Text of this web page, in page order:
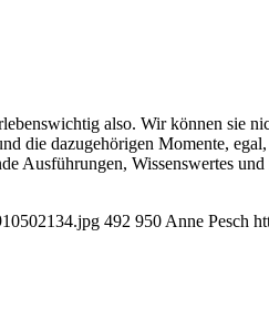
also. Wir können sie
die dazugehörigen Momente,
Ausführungen, Wissenswertes
492 950 Anne Pesch